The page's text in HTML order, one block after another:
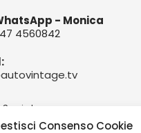
Consenso Cookie
- Monica
4560842
Opens
: